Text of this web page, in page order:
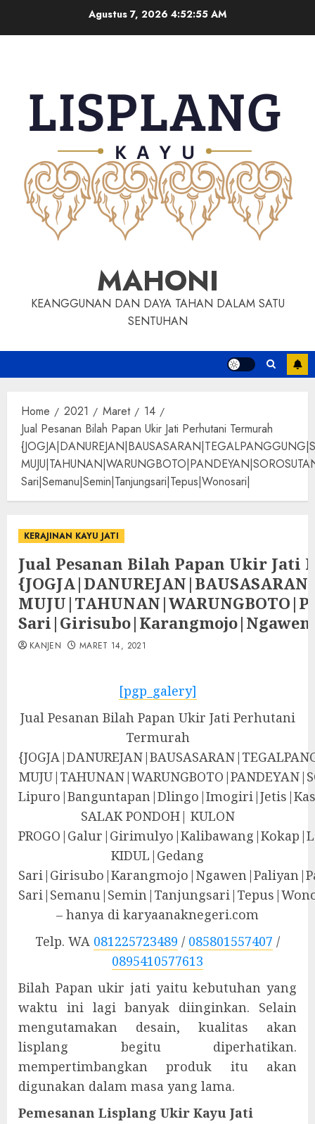
Agustus 7, 2026 4:52:56 AM
MAHONI
KEANGGUNAN DAN DAYA TAHAN DALAM SATU
SENTUHAN
Home 2021 Maret
14
Jual Pesanan Bilah Papan Ukir Jati Perhutani Termurah
Sari|Semanu|Semin|Tanjungsari|Tepus|Wonosari|
KERAJINAN KAYU JATI
Jual Pesanan Bilah Papan Ukir Jati
KANJEN MARET 14, 2021
[pgp_galery]
Jual Pesanan Bilah Papan Ukir Jati Perhutani
Termurah
SALAK PONDOH| KULON
KIDUL|Gedang
– hanya di karyaanaknegeri.com
Telp. WA 081225723489 / 085801557407 /
0895410577613
Bilah Papan ukir jati yaitu kebutuhan yang
waktu ini lagi banyak diinginkan. Selain
mengutamakan desain, kualitas akan
lisplang begitu diperhatikan.
mempertimbangkan produk itu akan
digunakan dalam masa yang lama.
Pemesanan Lisplang Ukir Kayu Jati